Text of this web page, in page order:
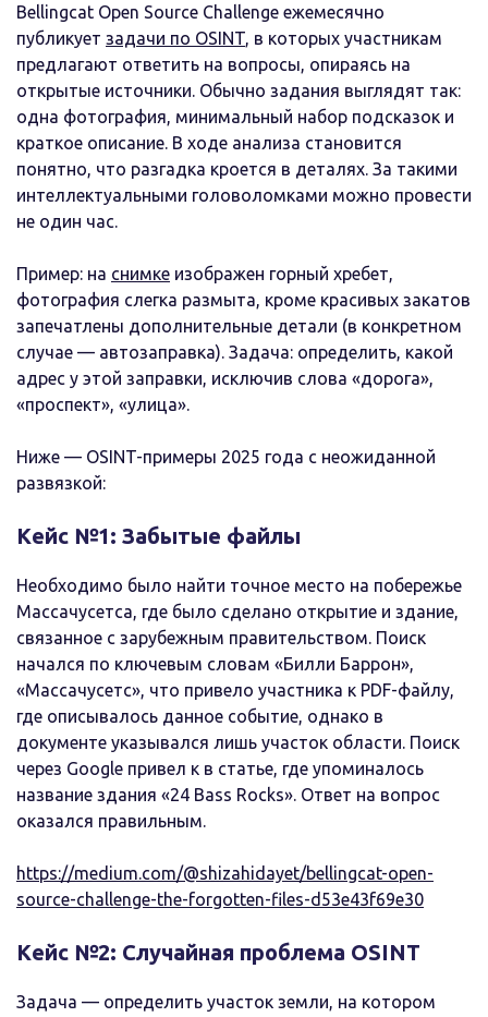
Bellingcat Open Source Challenge ежемесячно
публикует задачи по OSINT, в которых участникам
предлагают ответить на вопросы, опираясь на
открытые источники. Обычно задания выглядят так:
одна фотография, минимальный набор подсказок и
краткое описание. В ходе анализа становится
понятно, что разгадка кроется в деталях. За такими
интеллектуальными головоломками можно провести
не один час.
Пример: на снимке изображен горный хребет,
фотография слегка размыта, кроме красивых закатов
запечатлены дополнительные детали (в конкретном
случае — автозаправка). Задача: определить, какой
адрес у этой заправки, исключив слова «дорога»,
«проспект», «улица».
Ниже — OSINT-примеры 2025 года с неожиданной
развязкой:
Кейс №1: Забытые файлы
Необходимо было найти точное место на побережье
Массачусетса, где было сделано открытие и здание,
связанное с зарубежным правительством. Поиск
начался по ключевым словам «Билли Баррон»,
«Массачусетс», что привело участника к PDF-файлу,
где описывалось данное событие, однако в
документе указывался лишь участок области. Поиск
через Google привел к в статье, где упоминалось
название здания «24 Bass Rocks». Ответ на вопрос
оказался правильным.
https://medium.com/@shizahidayet/bellingcat-open-
source-challenge-the-forgotten-files-d53e43f69e30
Кейс №2: Случайная проблема OSINT
Задача — определить участок земли, на котором